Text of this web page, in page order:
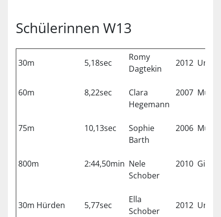
Schülerinnen W13
30m 5,18sec
Romy
Dagtekin
2012
60m 8,22sec
Clara
Hegemann
2007
75m 10,13sec
Sophie
Barth
2006
800m 2:44,50min Nele
Schober
2010
30m Hürden 5,77sec
Ella
Schober
2012